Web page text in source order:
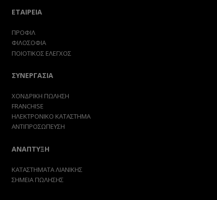
ΕΤΑΙΡΕΙΑ
ΠΡΟΦΙΛ
ΦΙΛΟΣΟΦΙΑ
ΠΟΙΟΤΙΚΟΣ ΕΛΕΓΧΟΣ
ΣΥΝΕΡΓΑΣΙΑ
ΧΟΝΔΡΙΚΗ ΠΩΛΗΣΗ
FRANCHISE
ΗΛΕΚΤΡΟΝΙΚΟ ΚΑΤΑΣΤΗΜΑ
ΑΝΤΙΠΡΟΣΩΠΕΥΣΗ
ΑΝΑΠΤΥΞΗ
ΚΑΤΑΣΤΗΜΑΤΑ ΛΙΑΝΙΚΗΣ
ΣΗΜΕΙΑ ΠΩΛΗΣΗΣ